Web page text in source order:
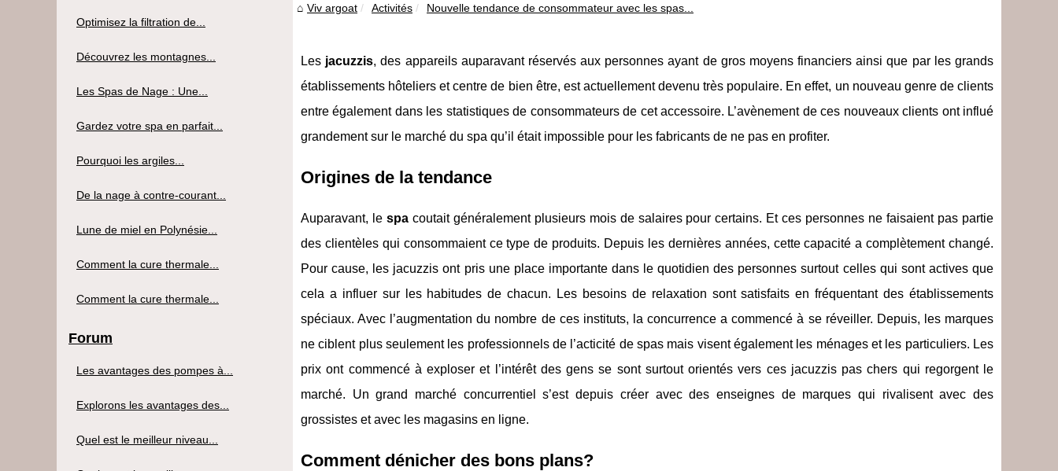
Viv argoat Activités Nouvelle tendance de consommateur avec les spas...
Les jacuzzis, des appareils auparavant réservés aux personnes ayant de gros moyens financiers ainsi que par les grands
établissements hôteliers et centre de bien être, est actuellement devenu très populaire. En effet, un nouveau genre de clients
entre également dans les statistiques de consommateurs de cet accessoire. L’avènement de ces nouveaux clients ont influé
grandement sur le marché du spa qu’il était impossible pour les fabricants de ne pas en profiter.
Origines de la tendance
Auparavant, le spacoutait généralement plusieurs mois de salaires pour certains. Et ces personnes ne faisaient pas partie
des clientèles qui consommaient ce type de produits. Depuis les dernières années, cette capacité a complètement changé.
Pour cause, les jacuzzis ont pris une place importante dans le quotidien des personnes surtout celles qui sont actives que
cela a influer sur les habitudes de chacun. Les besoins de relaxation sont satisfaits en fréquentant des établissements
spéciaux. Avec l’augmentation du nombre de ces instituts, la concurrence a commencé à se réveiller. Depuis, les marques
ne ciblent plus seulement les professionnels de l’acticité de spas mais visent également les ménages et les particuliers. Les
prix ont commencé à exploser et l’intérêt des gens se sont surtout orientés vers ces jacuzzis pas chers qui regorgent le
marché. Un grand marché concurrentiel s’est depuis créer avec des enseignes de marques qui rivalisent avec des
grossistes et avec les magasins en ligne.
Comment dénicher des bons plans?
Optimisez la filtration de...
Découvrez les montagnes...
Les Spas de Nage : Une...
Gardez votre spa en parfait...
Pourquoi les argiles...
De la nage à contre-courant...
Lune de miel en Polynésie...
Comment la cure thermale...
Comment la cure thermale...
Forum
Les avantages des pompes à...
Explorons les avantages des...
Quel est le meilleur niveau...